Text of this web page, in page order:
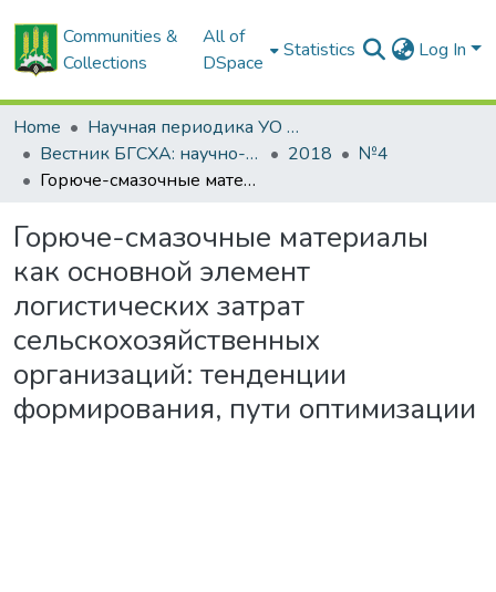
Communities &
Collections
All of
DSpace
Statistics Log In
Home
Научная периодика УО БГСХА
Вестник БГСХА: научно-методический журнал Белорусской государственной сельскохозяйственной академии
2018
№4
Горюче-смазочные материалы как основной элемент логистических затрат сельскохозяйственных организаций: тенденции формирования, пути оптимизации
Горюче-смазочные материалы
как основной элемент
логистических затрат
сельскохозяйственных
организаций: тенденции
формирования, пути оптимизации